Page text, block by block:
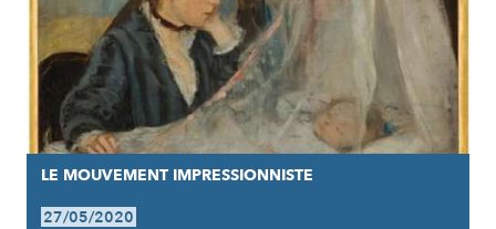
LE MOUVEMENT IMPRESSIONNISTE
27/05/2020